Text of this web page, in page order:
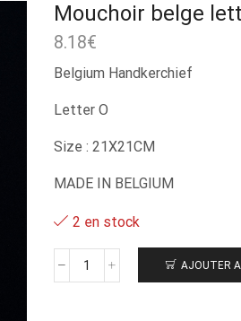
Mouchoir belge
8.18€
Belgium Handkerchief
Letter O
Size : 21X21CM
MADE IN BELGIUM
2 en stock
quantité
AJOUTER